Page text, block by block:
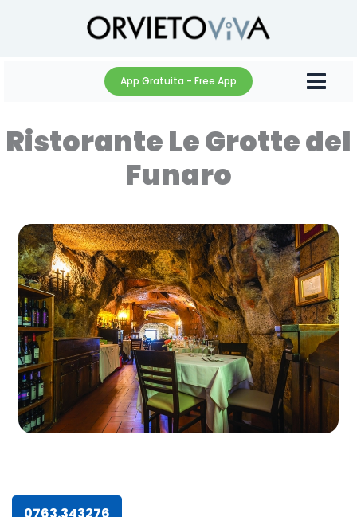
App Gratuita - Free App
Ristorante Le Grotte del
Funaro